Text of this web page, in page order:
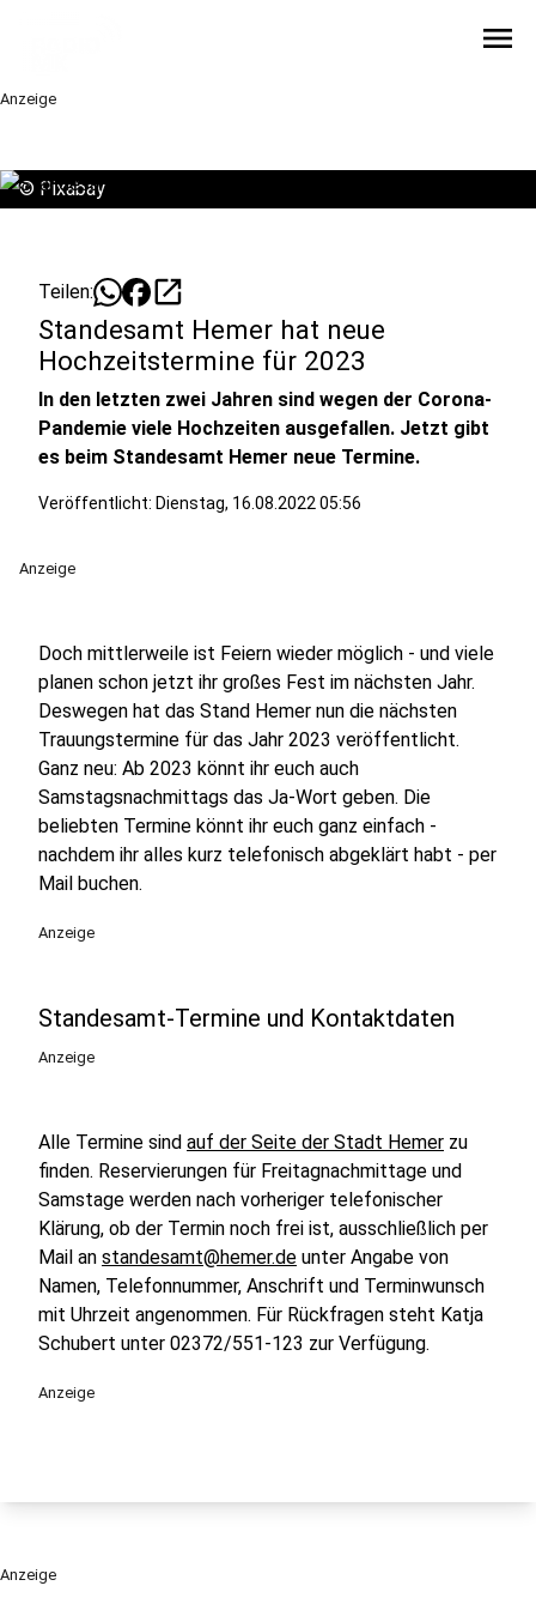
menu
Anzeige
© Pixabay
Teilen: open_in_new
Standesamt Hemer hat neue
Hochzeitstermine für 2023
In den letzten zwei Jahren sind wegen der Corona-
Pandemie viele Hochzeiten ausgefallen. Jetzt gibt
es beim Standesamt Hemer neue Termine.
Veröffentlicht: Dienstag, 16.08.2022 05:56
Anzeige
Doch mittlerweile ist Feiern wieder möglich - und viele
planen schon jetzt ihr großes Fest im nächsten Jahr.
Deswegen hat das Stand Hemer nun die nächsten
Trauungstermine für das Jahr 2023 veröffentlicht.
Ganz neu: Ab 2023 könnt ihr euch auch
Samstagsnachmittags das Ja-Wort geben. Die
beliebten Termine könnt ihr euch ganz einfach -
nachdem ihr alles kurz telefonisch abgeklärt habt - per
Mail buchen.
Anzeige
Standesamt-Termine und Kontaktdaten
Anzeige
Alle Termine sind auf der Seite der Stadt Hemer zu
finden. Reservierungen für Freitagnachmittage und
Samstage werden nach vorheriger telefonischer
Klärung, ob der Termin noch frei ist, ausschließlich per
Mail an standesamt@hemer.de unter Angabe von
Namen, Telefonnummer, Anschrift und Terminwunsch
mit Uhrzeit angenommen. Für Rückfragen steht Katja
Schubert unter 02372/551-123 zur Verfügung.
Anzeige
Anzeige